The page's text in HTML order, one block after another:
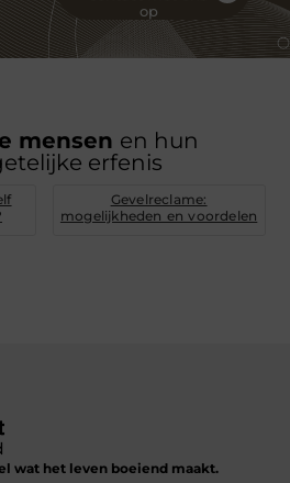
op
mensen en hun
erfenis
Gevelreclame:
mogelijkheden en voordelen
wat het leven boeiend maakt.